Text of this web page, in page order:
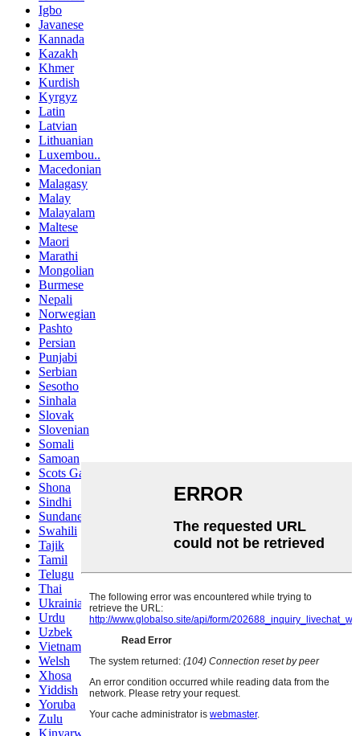
Igbo
Javanese
Kannada
Kazakh
Khmer
Kurdish
Kyrgyz
Latin
Latvian
Lithuanian
Luxembou..
Macedonian
Malagasy
Malay
Malayalam
Maltese
Maori
Marathi
Mongolian
Burmese
Nepali
Norwegian
Pashto
Persian
Punjabi
Serbian
Sesotho
Sinhala
Slovak
Slovenian
Somali
Samoan
Scots Gaelic
Shona
Sindhi
Sundanese
Swahili
Tajik
Tamil
Telugu
Thai
Ukrainian
Urdu
Uzbek
Vietnamese
Welsh
Xhosa
Yiddish
Yoruba
Zulu
Kinyarwanda